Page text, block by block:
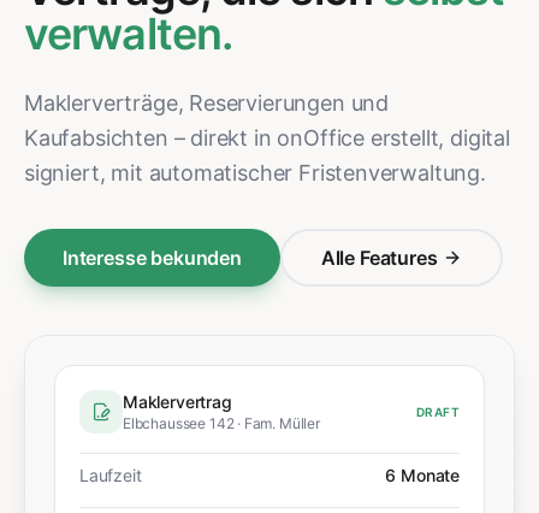
verwalten.
Maklerverträge, Reservierungen und
Kaufabsichten – direkt in onOffice erstellt, digital
signiert, mit automatischer Fristenverwaltung.
Interesse bekunden Alle Features
Maklervertrag
Elbchaussee 142 · Fam. Müller
DRAFT
Laufzeit 6 Monate